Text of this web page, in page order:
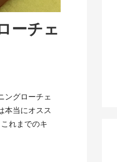
ーチェ
ングローチェ
本当にオスス
れまでのキ